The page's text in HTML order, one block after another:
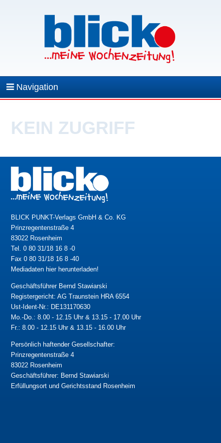
Navigation
KEIN ZUGRIFF
BLICK PUNKT-Verlags GmbH & Co. KG
Prinzregentenstraße 4
83022 Rosenheim
Tel. 0 80 31/18 16 8 -0
Fax 0 80 31/18 16 8 -40
Mediadaten hier herunterladen!
Geschäftsführer Bernd Stawiarski
Registergericht: AG Traunstein HRA 6554
Ust-Ident-Nr.: DE131170630
Mo.-Do.: 8.00 - 12.15 Uhr & 13.15 - 17.00 Uhr
Fr.: 8.00 - 12.15 Uhr & 13.15 - 16.00 Uhr
Persönlich haftender Gesellschafter:
Prinzregentenstraße 4
83022 Rosenheim
Geschäftsführer: Bernd Stawiarski
Erfüllungsort und Gerichtsstand Rosenheim